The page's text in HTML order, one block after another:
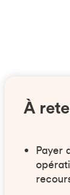
À
Payer